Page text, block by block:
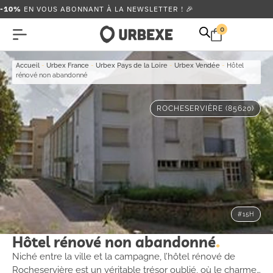
-10% EN VOUS ABONNANT À LA NEWSLETTER ! 🎉
0
Accueil - Urbex France - Urbex Pays de la Loire - Urbex Vendée - Hôtel
rénové non abandonné
ROCHESERVIÈRE (85620)
#15H
Hôtel rénové non abandonné
Niché entre la ville et la campagne, l’hôtel rénové de
Rocheservière est un véritable trésor oublié, où le charme